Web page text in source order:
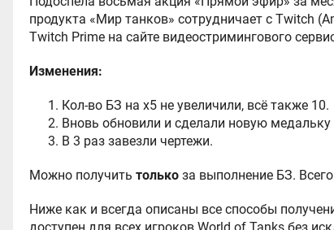
продукта «Мир танков» сотрудничает с Twitch
Twitch Prime на сайте видеостримингового
Изменения:
Кол-во БЗ на x5 не увеличили, всё также 10.
Вновь обновили и сделали новую
В 3 раз завезли чертежи.
Можно получить только за выполнение БЗ.
Ниже как и всегда описаны все способы